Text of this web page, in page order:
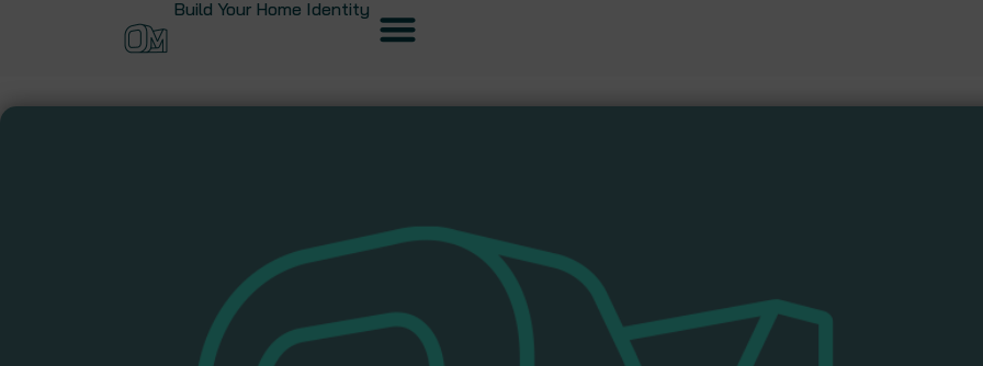
Build Your Home Identity